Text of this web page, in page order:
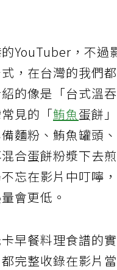
YouTuber，不過
，在台灣的我們
的像是「台式溫
見的「鮪魚蛋餅
麵粉、鮪魚罐頭
合蛋餅粉漿下去
忘在影片中叮嚀
會更低。
早餐料理食譜的
完整收錄在影片